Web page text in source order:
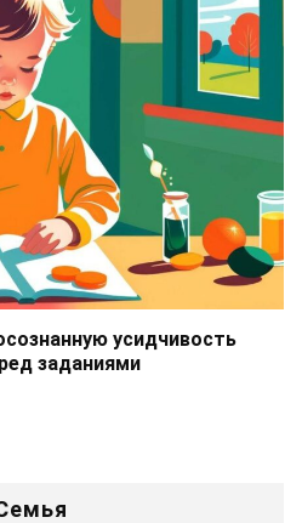
усидчивость
заданиями